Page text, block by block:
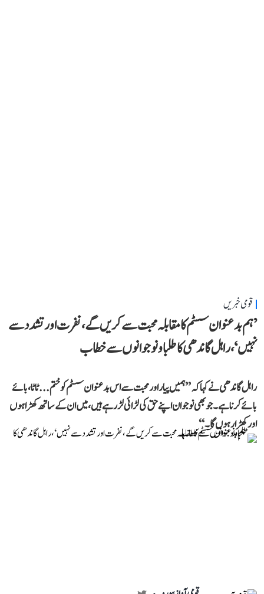
قومی خبریں
’ہم بدعنوان سسٹم کا مقابلہ محبت سے کریں گے، نفرت اور تشدد سے
نہیں‘، راہل گاندھی کا طلبا و نوجوانوں سے خطاب
راہل گاندھی نے کہا کہ ’’ہمیں پیار اور محبت سے اس بدعنوان سسٹم کو ختم... ٹاٹا، بائے
بائے کرنا ہے۔ جو بھی نوجوان اپنے حق کی لڑائی لڑ رہے ہیں، میں ان کے ساتھ کھڑا ہوں
اور کھڑا رہوں گا۔‘‘